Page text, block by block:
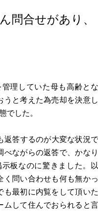
問合せがあり、
理していた母も高齢とな
うと考えた為売却を決意し
した。
返答するのが大変な状況で
べながらの返答で、かなり
板なのに驚きました。以
く問い合わせも何も無かっ
も最初に内覧をして頂いた
ムして住んでおられると言